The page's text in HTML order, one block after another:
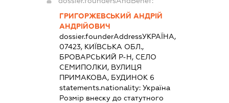
ГРИГОРЖЕВСЬКИЙ АНДРІЙ
АНДРІЙОВИЧ
dossier.founderAddressУКРАЇНА,
07423, КИЇВСЬКА ОБЛ.,
БРОВАРСЬКИЙ Р-Н, СЕЛО
СЕМИПОЛКИ, ВУЛИЦЯ
ПРИМАКОВА, БУДИНОК 6
statements.nationality: Україна
Розмір внеску до статутного